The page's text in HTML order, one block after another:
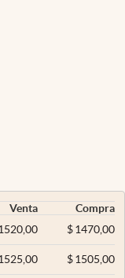
Venta
Compra
$1470,00
$1505,00